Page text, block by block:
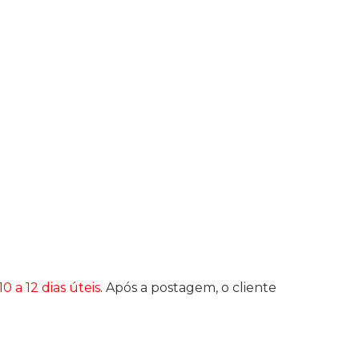
a 12 dias úteis. Após a postagem, o cliente